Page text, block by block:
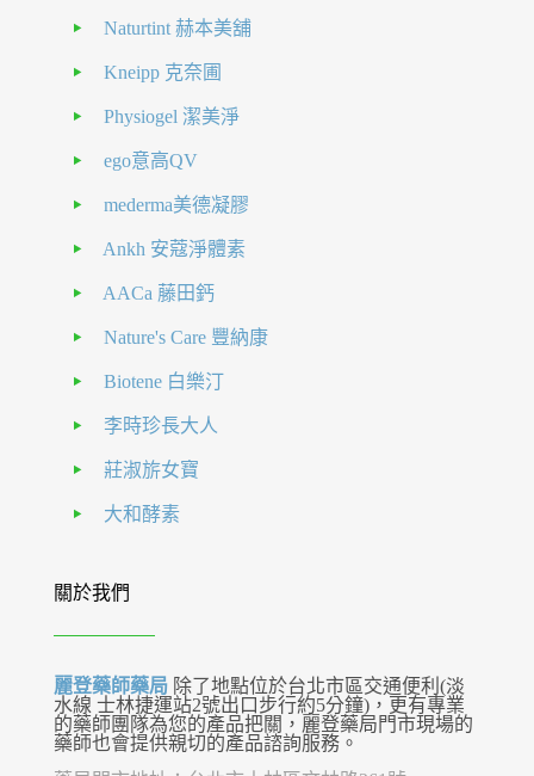
Naturtint 赫本美舖
Kneipp 克奈圃
Physiogel 潔美淨
ego意高QV
mederma美德凝膠
Ankh 安蔻淨體素
AACa 藤田鈣
Nature's Care 豐納康
Biotene 白樂汀
李時珍長大人
莊淑旂女寶
大和酵素
關於我們
麗登藥師藥局 除了地點位於台北市區交通便利(淡
水線 士林捷運站2號出口步行約5分鐘)，更有專業
的藥師團隊為您的產品把關，麗登藥局門市現場的
藥師也會提供親切的產品諮詢服務。